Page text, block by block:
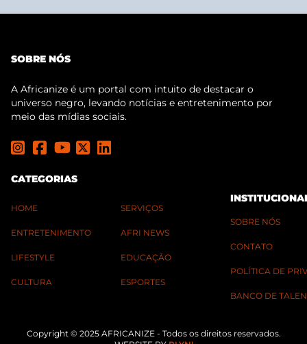
SOBRE NÓS
A Africanize é um portal com intuito de destacar o
universo negro, levando notícias e entretenimento por
meio das mídias sociais.
CATEGORIAS
HOME
ENTRETENIMENTO
LIFESTYLE
CULTURA
SERVIÇOS
AFRI NEWS
EDUCAÇÃO
ESPORTES
SOBRE NÓS
CONTATO
POLÍTICA DE
BANCO DE
Copyright © 2025 AFRICANIZE - Todos os direitos reservados.